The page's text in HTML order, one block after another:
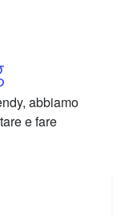
abbiamo
e fare
e ai piaceri dello
street food,
per lo